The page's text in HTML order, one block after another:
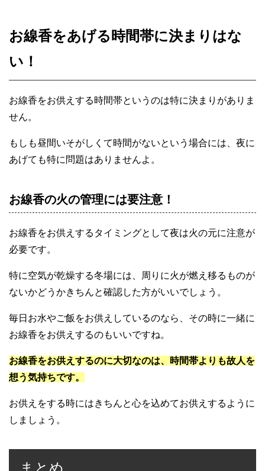
お線香をあげる時間帯に決まりはな
い！
お線香をお供えする時間帯というのは特に決まりがありま
せん。
もしも昼間いそがしくて時間がないという場合には、夜に
あげても特に問題はありませんよ。
お線香の火の管理には要注意！
お線香をお供えするタイミングとして夜は火の元に注意が
必要です。
特に空気が乾燥する冬場には、周りに火が燃え移るものが
ないかどうかきちんと確認した方がいいでしょう。
毎日お水やご飯をお供えしているのなら、その時に一緒に
お線香をお供えするのもいいですね。
お線香をお供えするのに大切なのは、時間帯よりも故人を
想う気持ちです。
お供えをする時にはきちんと心を込めてお供えするように
しましょう。
まとめ